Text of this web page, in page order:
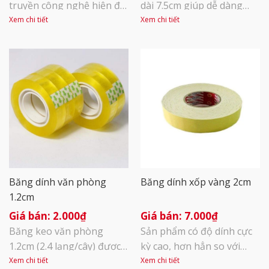
truyền công nghệ hiện đại
với kỹ thuật cắt, phân
hợp thêm một mặt keo
dán, băng dính hai mặt
giúp gắn hai vật với nhau
mà không cần sự tiếp xúc
trực tiếp giữa hai bề mặt
và hoàn toàn không để lộ
vết [...]
Xem chi tiết
dài 7.5cm giúp dễ dàng
bóc băng dính khi cần
trong các quán in, văn
phòng, trường học… để
dán bìa, gáy sách, gáy
luận văn, bài ngiên cứu,
Xem chi tiết
Băng dính văn phòng
1.2cm
2.000₫
Băng keo văn phòng
1.2cm (2.4 lạng/cây) được
sản xuất trên quy trình
Xem chi tiết
Băng dính xốp vàng 2cm
7.000₫
Sản phẩm có độ dính cực
kỳ cao, hơn hẳn so với
băng dính xốp vàng, dùng
Xem chi tiết